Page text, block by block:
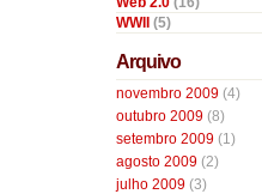
WWII (5)
Arquivo
novembro 2009 (4)
outubro 2009 (8)
setembro 2009 (1)
agosto 2009 (2)
julho 2009 (3)